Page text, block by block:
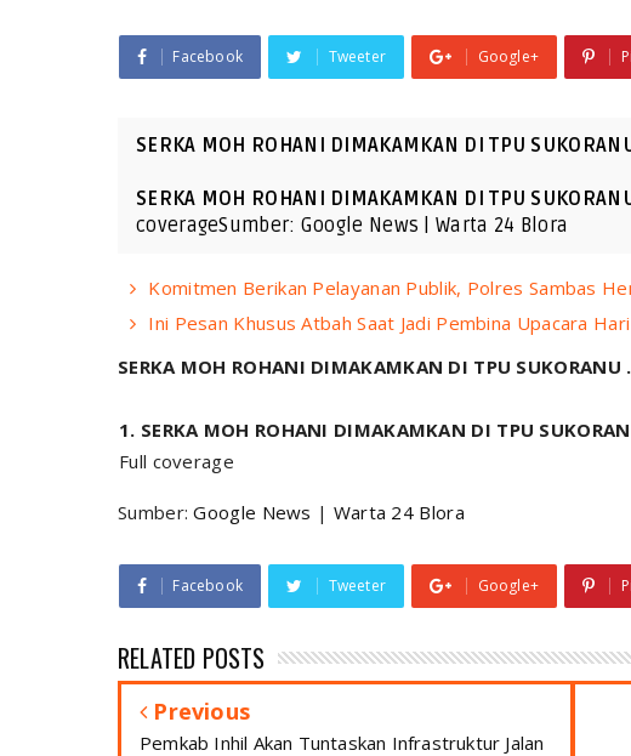
Facebook Tweeter Google+
SERKA MOH ROHANI DIMAKAMKAN DI TPU
SERKA MOH ROHANI DIMAKAMKAN DI TPU
coverageSumber: Google News | Warta 24 Blora
Komitmen Berikan Pelayanan Publik, Polres Sambas
Ini Pesan Khusus Atbah Saat Jadi Pembina Upacara
SERKA MOH ROHANI DIMAKAMKAN DI TPU SUKORANU
SERKA MOH ROHANI DIMAKAMKAN DI TPU
Full coverage
Sumber:Google News | Warta 24 Blora
Facebook Tweeter Google+
RELATED POSTS
Previous
Pemkab Inhil Akan Tuntaskan Infrastruktur Jalan